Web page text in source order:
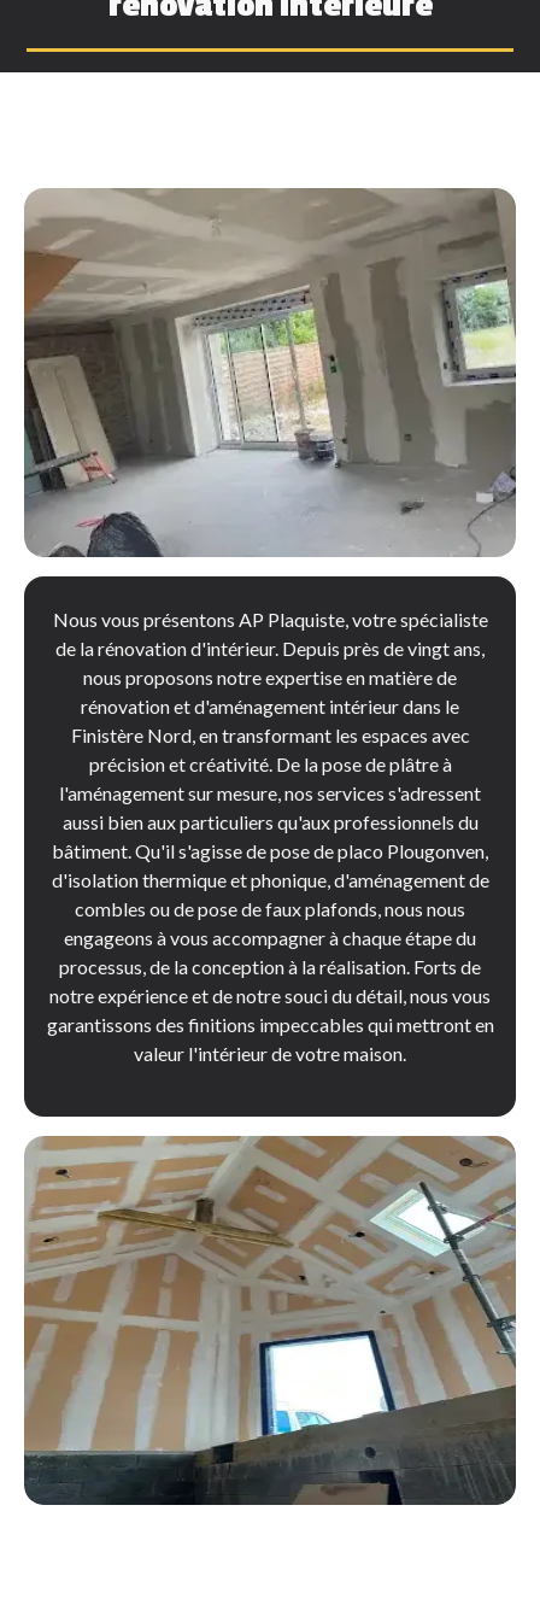
Nous vous présentons AP Plaquiste, votre spécialiste
de la rénovation d'intérieur. Depuis près de vingt ans,
nous proposons notre expertise en matière de
rénovation et d'aménagement intérieur dans le
Finistère Nord, en transformant les espaces avec
précision et créativité. De la pose de plâtre à
l'aménagement sur mesure, nos services s'adressent
aussi bien aux particuliers qu'aux professionnels du
bâtiment. Qu'il s'agisse de pose de placo Plougonven,
d'isolation thermique et phonique, d'aménagement de
combles ou de pose de faux plafonds, nous nous
engageons à vous accompagner à chaque étape du
processus, de la conception à la réalisation. Forts de
notre expérience et de notre souci du détail, nous vous
garantissons des finitions impeccables qui mettront en
valeur l'intérieur de votre maison.